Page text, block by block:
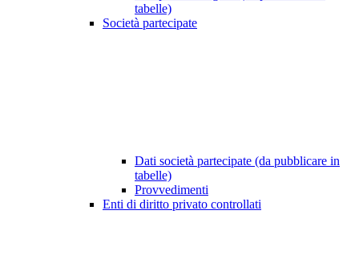
tabelle)
Società partecipate
Dati società partecipate (da pubblicare in
tabelle)
Provvedimenti
Enti di diritto privato controllati